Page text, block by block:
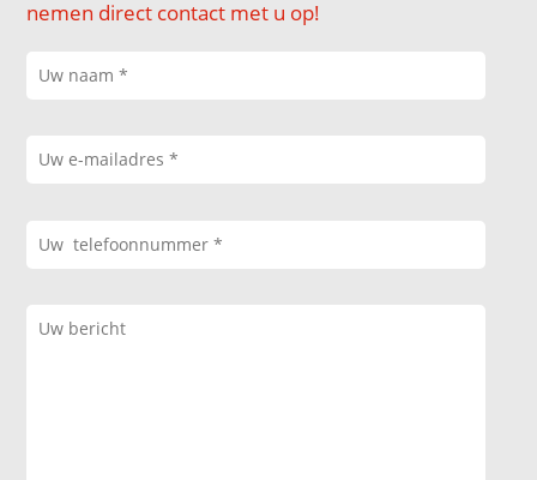
nemen direct contact met u op!